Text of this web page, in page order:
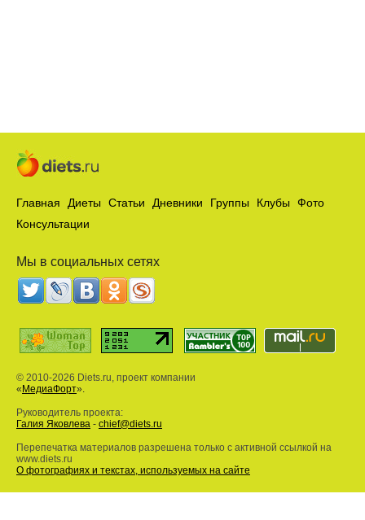
Главная Диеты Статьи Дневники Группы Клубы
Фото
Консультации
Мы в социальных сетях
© 2010-2026 Diets.ru, проект компании
« МедиаФорт».
Руководитель проекта:
Галия Яковлева - chief@diets.ru
Перепечатка материалов разрешена только с активной ссылкой на
www.diets.ru
О фотографиях и текстах, используемых на сайте